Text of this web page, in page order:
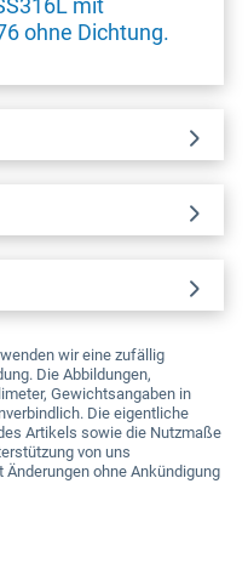
mit
ohne Dichtung.
wir eine zufällig
Die Abbildungen,
Gewichtsangaben in
Die eigentliche
Artikels sowie die Nutzmaße
von uns
ohne Ankündigung